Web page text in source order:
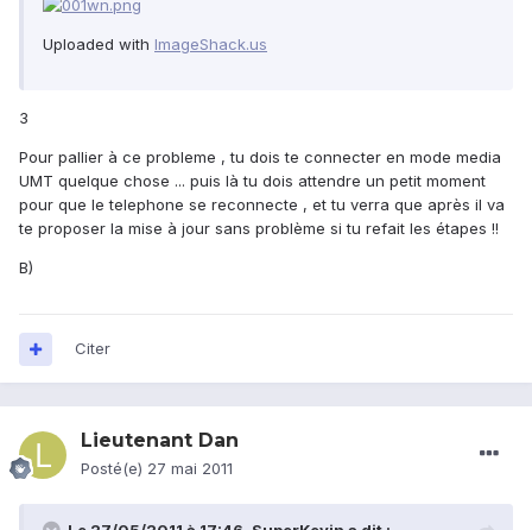
Uploaded with ImageShack.us
3
Pour pallier à ce probleme , tu dois te connecter en mode media
UMT quelque chose ... puis là tu dois attendre un petit moment
pour que le telephone se reconnecte , et tu verra que après il va
te proposer la mise à jour sans problème si tu refait les étapes !!
B)
Citer
Lieutenant Dan
Posté(e) 27 mai 2011